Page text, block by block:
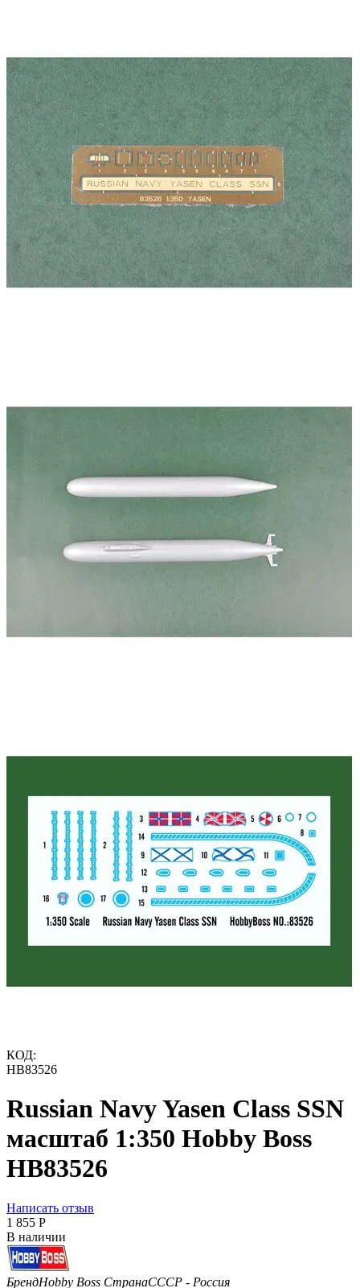
КОД:
HB83526
Russian Navy Yasen Class SSN
масштаб 1:350 Hobby Boss
HB83526
Написать отзыв
1 855 Р
В наличии
БрендHobby Boss СтранаСССР - Россия